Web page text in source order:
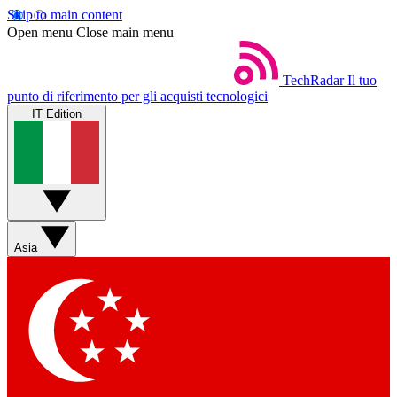
Skip to main content
Open menu Close main menu
TechRadar Il tuo
punto di riferimento per gli acquisti tecnologici
IT Edition
Asia